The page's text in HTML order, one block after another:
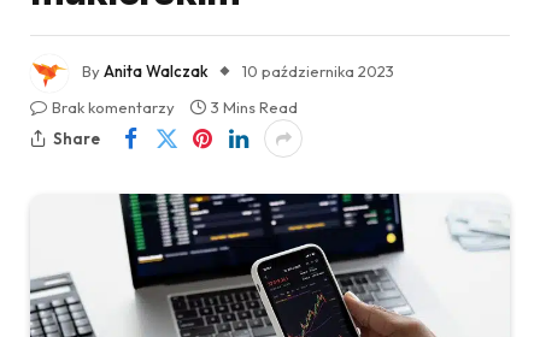
ByAnita Walczak
10 października 2023
Brak komentarzy
3 Mins Read
Share